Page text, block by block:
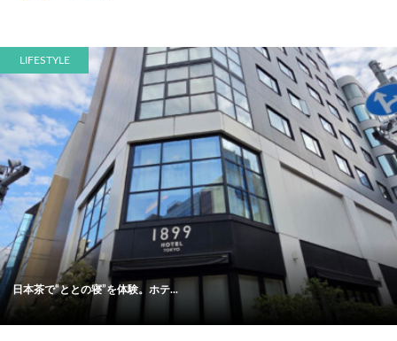
LIFESTYLE
日本茶で“ととの寝”を体験。ホテ...